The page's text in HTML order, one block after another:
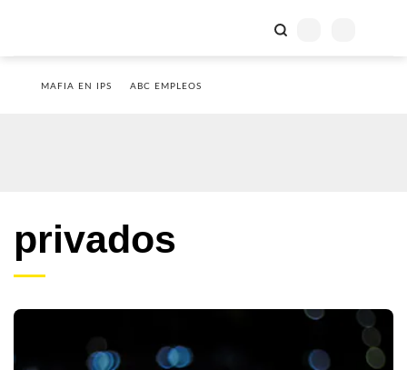
MAFIA EN IPS ABC EMPLEOS
privados